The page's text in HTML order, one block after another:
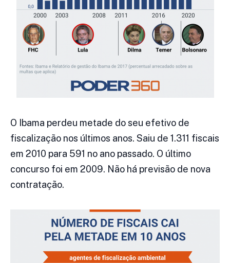
O Ibama perdeu metade do seu efetivo de
fiscalização nos últimos anos. Saiu de 1.311 fiscais
em 2010 para 591 no ano passado. O último
concurso foi em 2009. Não há previsão de nova
contratação.